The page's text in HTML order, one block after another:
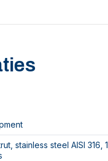
stainless steel AISI 316,